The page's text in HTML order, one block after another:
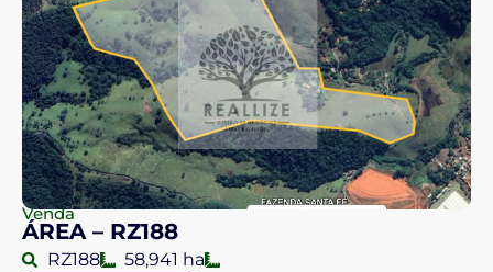
Venda
ÁREA – RZ188
RZ188 58,941 ha